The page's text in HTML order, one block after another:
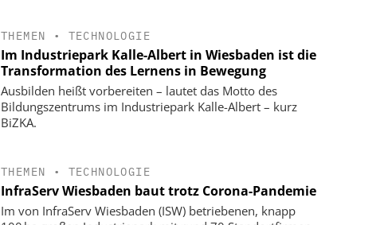
THEMEN • TECHNOLOGIE
Im Industriepark Kalle-Albert in Wiesbaden ist die
Transformation des Lernens in Bewegung
Ausbilden heißt vorbereiten – lautet das Motto des
Bildungszentrums im Industriepark Kalle-Albert – kurz
BiZKA.
THEMEN • TECHNOLOGIE
InfraServ Wiesbaden baut trotz Corona-Pandemie
Im von InfraServ Wiesbaden (ISW) betriebenen, knapp